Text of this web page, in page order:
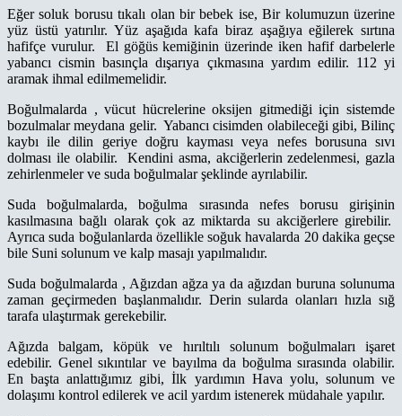
Eğer soluk borusu tıkalı olan bir bebek ise, Bir kolumuzun üzerine
yüz üstü yatırılır. Yüz aşağıda kafa biraz aşağıya eğilerek sırtına
hafifçe vurulur. El göğüs kemiğinin üzerinde iken hafif darbelerle
yabancı cismin basınçla dışarıya çıkmasına yardım edilir. 112 yi
aramak ihmal edilmemelidir.
Boğulmalarda , vücut hücrelerine oksijen gitmediği için sistemde
bozulmalar meydana gelir. Yabancı cisimden olabileceği gibi, Bilinç
kaybı ile dilin geriye doğru kayması veya nefes borusuna sıvı
dolması ile olabilir. Kendini asma, akciğerlerin zedelenmesi, gazla
zehirlenmeler ve suda boğulmalar şeklinde ayrılabilir.
Suda boğulmalarda, boğulma sırasında nefes borusu girişinin
kasılmasına bağlı olarak çok az miktarda su akciğerlere girebilir.
Ayrıca suda boğulanlarda özellikle soğuk havalarda 20 dakika geçse
bile Suni solunum ve kalp masajı yapılmalıdır.
Suda boğulmalarda , Ağızdan ağza ya da ağızdan buruna solunuma
zaman geçirmeden başlanmalıdır. Derin sularda olanları hızla sığ
tarafa ulaştırmak gerekebilir.
Ağızda balgam, köpük ve hırıltılı solunum boğulmaları işaret
edebilir. Genel sıkıntılar ve bayılma da boğulma sırasında olabilir.
En başta anlattığımız gibi, İlk yardımın Hava yolu, solunum ve
dolaşımı kontrol edilerek ve acil yardım istenerek müdahale yapılır.